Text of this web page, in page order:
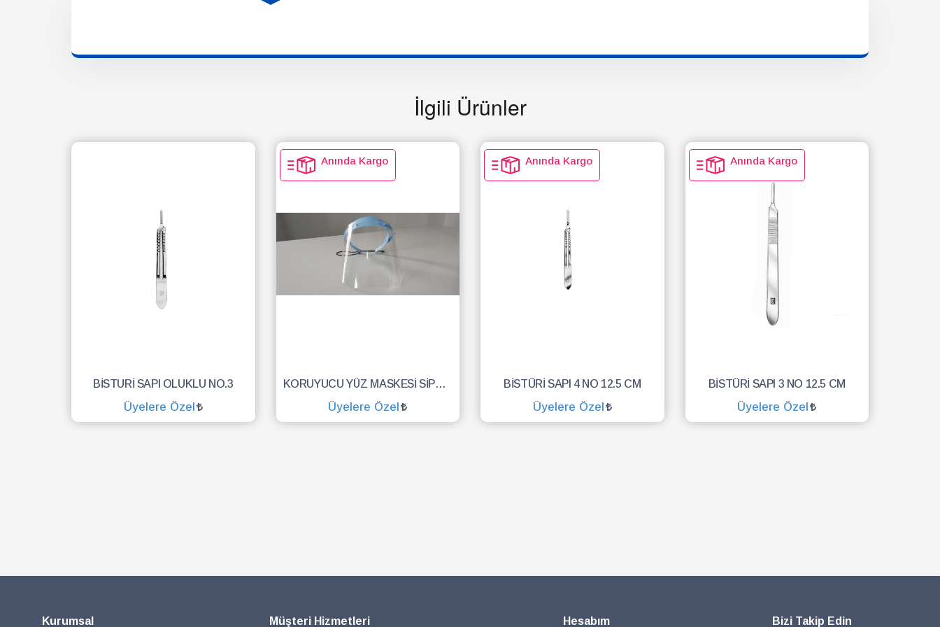
İlgili Ürünler
BİSTURİ SAPI OLUKLU NO.3
Üyelere Özel
Anında Kargo
KORUYUCU YÜZ MASKESİ SİPERLİK.YÜZ KALKANI.DENTAL MASKE
Üyelere Özel
Anında Kargo
BİSTÜRİ SAPI 4 NO 12.5 CM
Üyelere Özel
Anında Kargo
BİSTÜRİ SAPI 3 NO 12.5 CM
Üyelere Özel
Kurumsal Müşteri Hizmetleri Hesabım Bizi Takip Edin